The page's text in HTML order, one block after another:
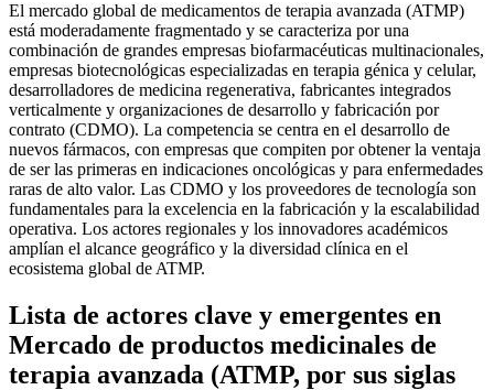
El mercado global de medicamentos de terapia avanzada (ATMP)
está moderadamente fragmentado y se caracteriza por una
combinación de grandes empresas biofarmacéuticas multinacionales,
empresas biotecnológicas especializadas en terapia génica y celular,
desarrolladores de medicina regenerativa, fabricantes integrados
verticalmente y organizaciones de desarrollo y fabricación por
contrato (CDMO). La competencia se centra en el desarrollo de
nuevos fármacos, con empresas que compiten por obtener la ventaja
de ser las primeras en indicaciones oncológicas y para enfermedades
raras de alto valor. Las CDMO y los proveedores de tecnología son
fundamentales para la excelencia en la fabricación y la escalabilidad
operativa. Los actores regionales y los innovadores académicos
amplían el alcance geográfico y la diversidad clínica en el
ecosistema global de ATMP.
Lista de actores clave y emergentes en
Mercado de productos medicinales de
terapia avanzada (ATMP, por sus siglas